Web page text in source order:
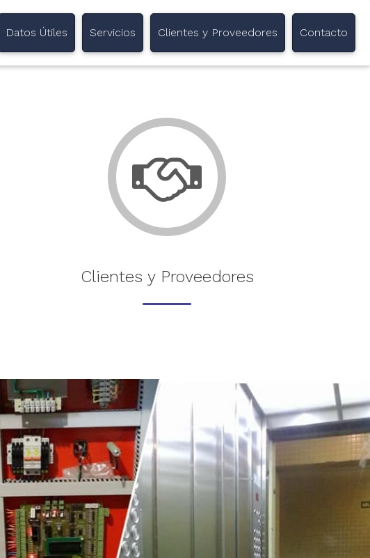
Datos Útiles Servicios Clientes y Proveedores Contacto
Clientes y Proveedores